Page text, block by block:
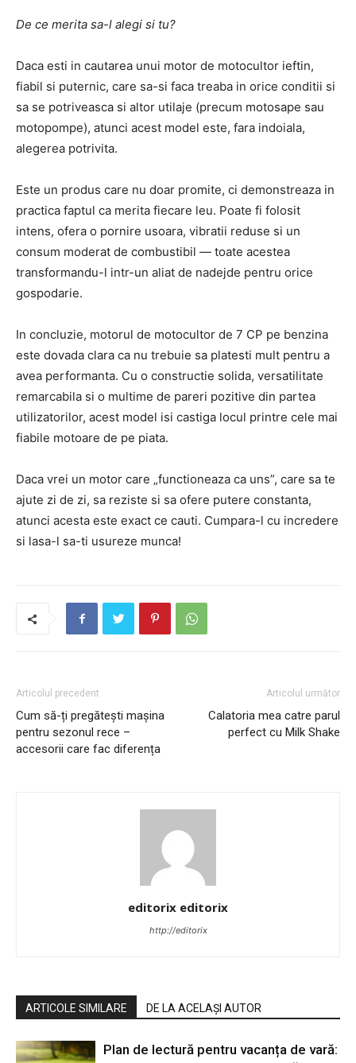
De ce merita sa-l alegi si tu?
Daca esti in cautarea unui motor de motocultor ieftin,
fiabil si puternic, care sa-si faca treaba in orice conditii si
sa se potriveasca si altor utilaje (precum motosape sau
motopompe), atunci acest model este, fara indoiala,
alegerea potrivita.
Este un produs care nu doar promite, ci demonstreaza in
practica faptul ca merita fiecare leu. Poate fi folosit
intens, ofera o pornire usoara, vibratii reduse si un
consum moderat de combustibil — toate acestea
transformandu-l intr-un aliat de nadejde pentru orice
gospodarie.
In concluzie, motorul de motocultor de 7 CP pe benzina
este dovada clara ca nu trebuie sa platesti mult pentru a
avea performanta. Cu o constructie solida, versatilitate
remarcabila si o multime de pareri pozitive din partea
utilizatorilor, acest model isi castiga locul printre cele mai
fiabile motoare de pe piata.
Daca vrei un motor care „functioneaza ca uns”, care sa te
ajute zi de zi, sa reziste si sa ofere putere constanta,
atunci acesta este exact ce cauti. Cumpara-l cu incredere
si lasa-l sa-ti usureze munca!
Articolul precedent
Cum să-ți pregătești mașina
pentru sezonul rece –
accesorii care fac diferența
Articolul următor
Calatoria mea catre parul
perfect cu Milk Shake
editorix editorix
http://editorix
ARTICOLE SIMILARE DE LA ACELAȘI AUTOR
Plan de lectură pentru vacanța de vară: